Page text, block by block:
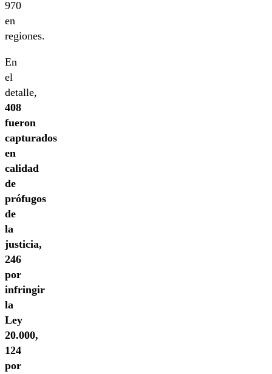
970
en
regiones.
En
el
detalle,
408
fueron
capturados
en
calidad
de
prófugos
de
la
justicia,
246
por
infringir
la
Ley
20.000,
124
por